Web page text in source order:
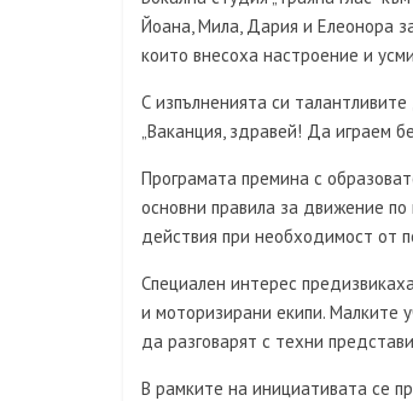
Йоана, Мила, Дария и Елеонора
които внесоха настроение и
С изпълненията си
„Ваканция, здравей! Да играем
Програмата премина с
основни правила за движение
действия при необходимост от
Специален интерес
и моторизирани екипи. Малките
да разговарят с техни
В рамките на инициативата се